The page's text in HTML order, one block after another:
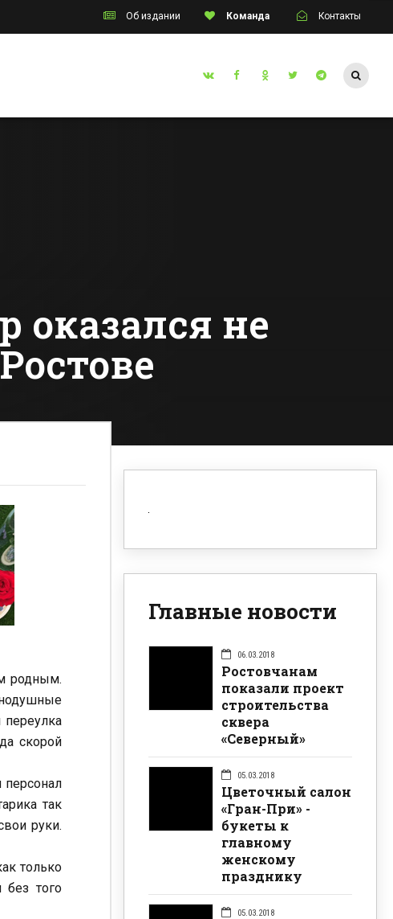
Об издании Команда Контакты
оказался не
родным.
скорой
персонал
так
руки.
только
без того
Главные новости
06.03.2018
Ростовчанам
показали проект
строительства
сквера
«Северный»
05.03.2018
Цветочный салон
«Гран-При» -
букеты к
главному
женскому
празднику
05.03.2018